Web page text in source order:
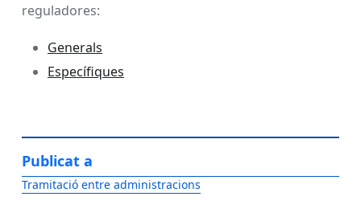
reguladores:
Generals
Específiques
Publicat a
Tramitació entre administracions